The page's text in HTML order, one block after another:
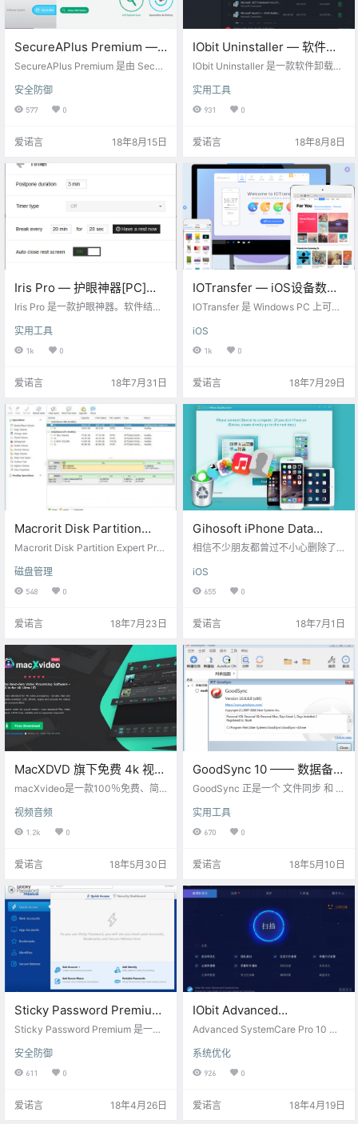
SecureAPlus Premium —
安全软件[PC][$30→0]
SecureAPlus Premium 是由 Secur
软件。SecureAPlus Premium 集成
了反病毒软件和应用程序白名单功
ecureAPlus 采用的是 ClamAV 反病
执行可疑或恶意程序，检测后门或
木马，同时也为用户提供实时保
安全防御
577 0
爱诺言 18年8月15日
IObit Uninstaller — 软件卸
载工具[PC][$14.99→0]
IObit Uninstaller 是一款软件卸载工
件、浏览器插件、顽固程序等，并
清除残留项，达到彻底卸载清除干
载：链接：https://eyun.baidu.co
活码：B1C39-8446E-B04A9-7BE
B7 限免结束倒计时：
实用工具
931 0
爱诺言 18年8月8日
Iris Pro — 护眼神器[PC]
[$15→0]
Iris Pro 是一款护眼神器。软件结合
建议和医学研究，减少用眼疲劳，
降低蓝光辐射，并改善您的睡眠质
此直达 网盘下载：链接：https://ey
nuoyan 激活码：iris-giveaway 限
免结束倒计时：
实用工具
1k 0
爱诺言 18年7月31日
IOTransfer — iOS设备数据
管理[PC][$39.99→0]
IOTransfer 是 Windows PC 上可用
管理工具之一，通过使用这个软
件，可以传输音乐，照片，视频，
ansfer 的主要的优点和亮点 传输数
需点击“Add”按钮即可将图片，音乐
文件，视频，应用程序和其他…
iOS
1k 0
爱诺言 18年7月29日
Macrorit Disk Partition
Expert Pro – 磁盘分区管理
Macrorit Disk Partition Expert Pr
管理软件，程序拥有独特的数据保
护技术和最佳的数据移动算法，保
调整分区大小，创建分区，格式化
任意拷贝分区，同时还能进行超快
的磁盘碎片整理。 获取地址：点此
直达 网盘下载：链接：https://eyu
n.baidu…
磁盘管理
548 0
爱诺言 18年7月23日
Gihosoft iPhone Data
Recovery Free — iPhone
相信不少朋友都曾过不小心删除了iP
据，这些数据误删后，想要恢复回
来却并不那么容易。如果你不小心
hone Data Recovery Free。Gihos
一款专为iOS系统开发的数据恢复工
具，该软件提供全面的数据恢复功
能，使…
iOS
655 0
爱诺言 18年7月1日
MacXDVD 旗下免费 4k 视频
处理软件 —
macXvideo是一款100％免费、简
上其他同类工具相比有以下三大突
出特色： 基础视频编辑：剪切、裁
剪、旋转、分割视频以适应屏幕或
幕和效果，删除不需要的部分视频
压缩引擎，以高保真度将视频缩小
达90％。 视频转换器：可以将4K /
HD / SD视频转码为MP4，MOV，
HEVC，MKV，AVI，…
视频音频
1.2k 0
爱诺言 18年5月30日
GoodSync 10 —— 数据备份
同步工具[PC&Mac]
GoodSync 正是一个 文件同步 和 文
台式电脑、笔记本电脑、外部驱动
器之间自动进行同步。 无论是电子
邮件、数码相片、MP3歌曲，交给
度稳定的可靠性和极其简单的易用
件、联系人资料、数码相片、苹果
音乐、MP3歌曲，种种重要文件，
都能方便地进行对比、同步和备
份。 在多种驱动设备之间自动同步
和备份…
实用工具
670 0
爱诺言 18年5月10日
Sticky Password Premium
— 密码管理器[PC&Mac]
Sticky Password Premium 是一款
录，自动填写和密码生成等功能，
并通过行业标准 AES-256 加密以及
主密码或生物认证（如指纹）来保
网盘下载：链接：https://eyun.baid
安全防御
611 0
爱诺言 18年4月26日
IObit Advanced
SystemCare Pro
Advanced SystemCare Pro 10 是 i
件，功能相当全面，包括垃圾清
理、隐私清理、软件卸载、文件擦
除与恢复、内存整理、网络加速、
理、游戏加速、快捷方式修复、磁
系统优化
926 0
爱诺言 18年4月19日